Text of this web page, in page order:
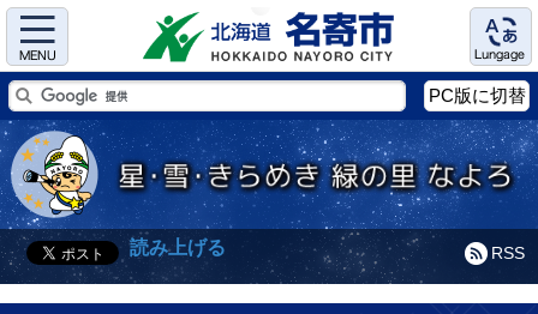
Menu Language
PC版に切替
RSS
読み上げる